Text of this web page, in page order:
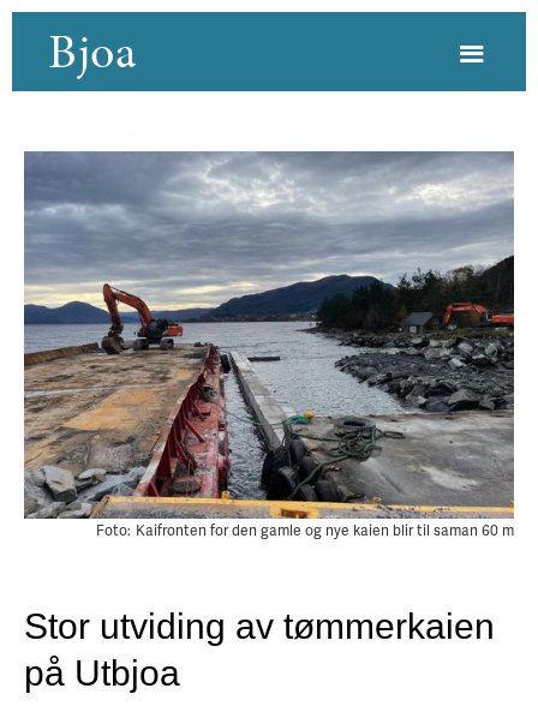
Bjoa
Kaifronten for den gamle og nye kaien blir til saman 60 m
Foto:
Stor utviding av tømmerkaien
på Utbjoa